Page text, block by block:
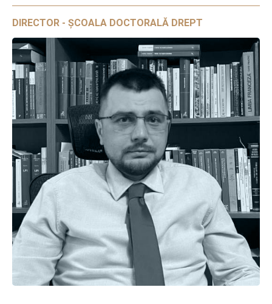
DIRECTOR - ȘCOALA DOCTORALĂ DREPT